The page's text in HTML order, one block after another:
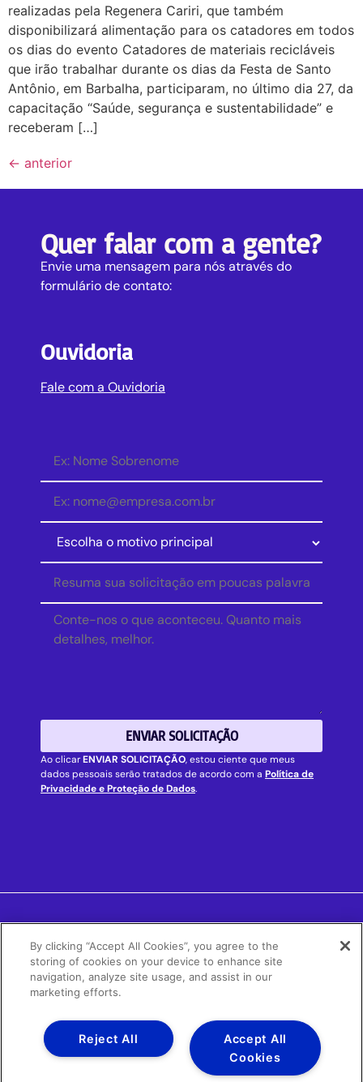
realizadas pela Regenera Cariri, que também
disponibilizará alimentação para os catadores em todos
os dias do evento Catadores de materiais recicláveis
que irão trabalhar durante os dias da Festa de Santo
Antônio, em Barbalha, participaram, no último dia 27, da
capacitação “Saúde, segurança e sustentabilidade” e
receberam […]
← anterior
Quer falar com a gente?
Envie uma mensagem para nós através do
formulário de contato:
Ouvidoria
Fale com a Ouvidoria
ENVIAR SOLICITAÇÃO
Ao clicarENVIAR SOLICITAÇÃO, estou ciente que meus
dados pessoais serão tratados de acordo com a Política de
Privacidade e Proteção de Dados.
NOSSAS REDES SOCIAIS
2025 © REGENERA CARIRI
FOTOS: GRUPO MULTILIXO
POLÍTICA DE PRIVACIDADE
By clicking “Accept All Cookies”, you agree to the
storing of cookies on your device to enhance site
navigation, analyze site usage, and assist in our
marketing efforts.
Accept All
Cookies
Reject All